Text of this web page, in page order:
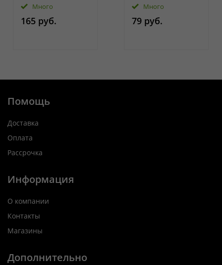
Много
165 руб.
Много
79 руб.
Помощь
Доставка
Оплата
Рассрочка
Информация
О компании
Контакты
Магазины
Дополнительно